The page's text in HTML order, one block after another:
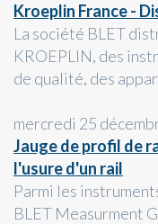
Kroeplin France -
La société BLET
KROEPLIN, des
de qualité, des
mercredi 25
Jauge de profil de
l'usure d'un rail
Parmi les
BLET Measurment